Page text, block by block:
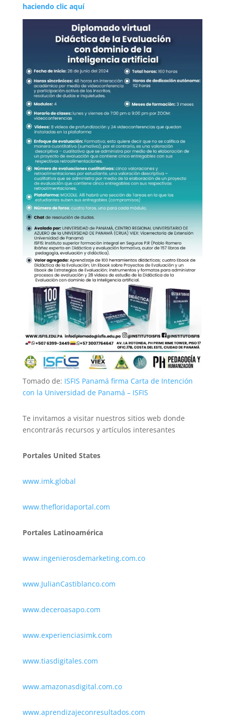
haciendo clic aquí
Tomado de: ISFIS Panamá firma Carta de Intención
con la Universidad de Panamá – ISFIS
Te invitamos a visitar nuestros sitios web donde
encontrarás recursos y artículos interesantes
Portales United States
www.imk.global
www.thefloridaportal.com
Portales Latinoamérica
www.ingenierosdemarketing.com.co
www.JulianCastiblanco.com
www.deceroasapo.com
www.experienciasimk.com
www.tiasdigitales.com
www.amazonasdigital.com.co
www.aprendizajeconresultados.com